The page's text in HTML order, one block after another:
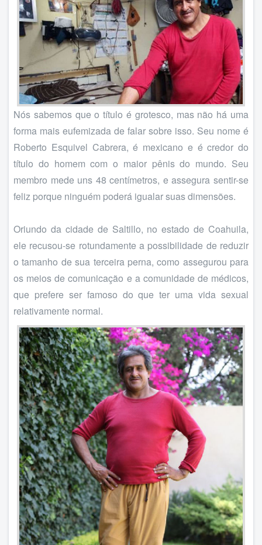
Nós sabemos que o título é grotesco, mas não há uma
forma mais eufemizada de falar sobre isso. Seu nome é
Roberto Esquivel Cabrera, é mexicano e é credor do
título do homem com o maior pênis do mundo. Seu
membro mede uns 48 centímetros, e assegura sentir-se
feliz porque ninguém poderá igualar suas dimensões.
Oriundo da cidade de Saltillo, no estado de Coahuila,
ele recusou-se rotundamente a possibilidade de reduzir
o tamanho de sua terceira perna, como assegurou para
os meios de comunicação e a comunidade de médicos,
que prefere ser famoso do que ter uma vida sexual
relativamente normal.